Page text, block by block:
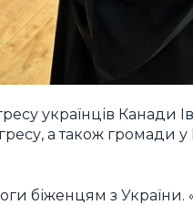
українців Канади
а також громади у
біженцям з України.